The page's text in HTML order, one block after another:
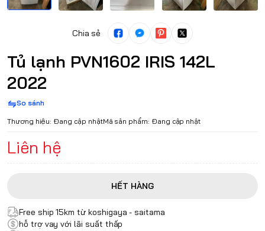
Chia sẻ
Tủ lạnh PVN1602 IRIS 142L
2022
So sánh
Thương hiệu: Đang cập nhậtMã sản phẩm: Đang cập nhật
Liên hệ
HẾT HÀNG
Free ship 15km từ koshigaya - saitama
hỗ trợ vay với lãi suất thấp